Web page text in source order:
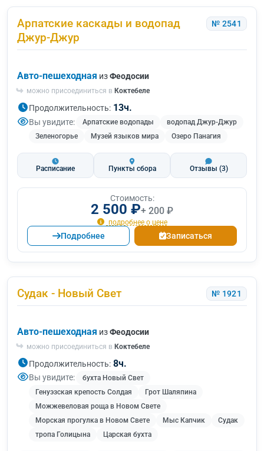
Арпатские каскады и водопад
Джур-Джур
№ 2541
Авто-пешеходная изФеодосии
можно присоединиться в Коктебеле
Продолжительность: 13ч.
Вы увидите: Арпатские водопады
водопад Джур-Джур
Зеленогорье
Музей языков мира Озеро Панагия
Расписание Пункты сбора Отзывы (3)
Стоимость:
2 500 ₽+ 200 ₽
подробнее о цене
Подробнее Записаться
Судак - Новый Свет № 1921
Авто-пешеходная изФеодосии
можно присоединиться в Коктебеле
Продолжительность: 8ч.
Вы увидите:
бухта Новый Свет
Генуэзская крепость Солдая
Грот Шаляпина
Можжевеловая роща в Новом Свете
Морская прогулка в Новом Свете
Мыс Капчик
Судак
тропа Голицына
Царская бухта